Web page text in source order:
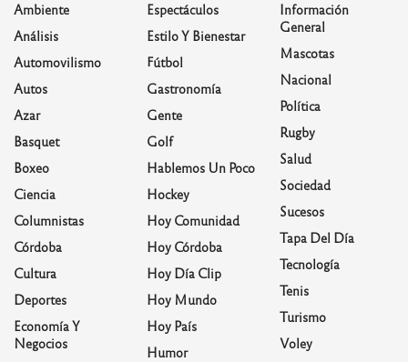
Ambiente
Análisis
Automovilismo
Autos
Azar
Basquet
Boxeo
Ciencia
Columnistas
Córdoba
Cultura
Deportes
Economía Y
Negocios
Espectáculos
Estilo Y Bienestar
Fútbol
Gastronomía
Gente
Golf
Hablemos Un Poco
Hockey
Hoy Comunidad
Hoy Córdoba
Hoy Día Clip
Hoy Mundo
Hoy País
Humor
Información
General
Mascotas
Nacional
Política
Rugby
Salud
Sociedad
Sucesos
Tapa Del Día
Tecnología
Tenis
Turismo
Voley